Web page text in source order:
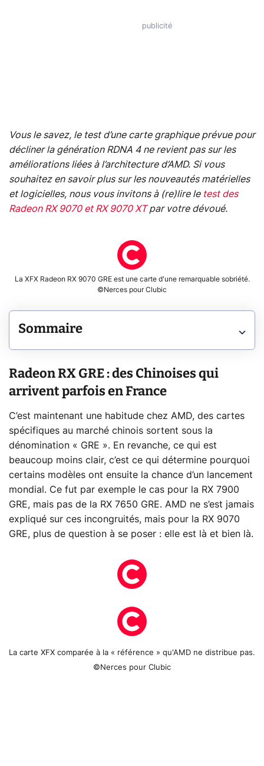
Vous le savez, le test d’une carte graphique prévue pour
décliner la génération RDNA 4 ne revient pas sur les
améliorations liées à l’architecture d’AMD. Si vous
souhaitez en savoir plus sur les nouveautés matérielles
et logicielles, nous vous invitons à (re)lire le test des
Radeon RX 9070 et RX 9070 XTpar votre dévoué.
La XFX Radeon RX 9070 GRE est une carte d'une remarquable sobriété.
©Nerces pour Clubic
Sommaire
Radeon RX GRE : des Chinoises qui
arrivent parfois en France
C’est maintenant une habitude chez AMD, des cartes
spécifiques au marché chinois sortent sous la
dénomination « GRE ». En revanche, ce qui est
beaucoup moins clair, c’est ce qui détermine pourquoi
certains modèles ont ensuite la chance d’un lancement
mondial. Ce fut par exemple le cas pour la RX 7900
GRE, mais pas de la RX 7650 GRE. AMD ne s’est jamais
expliqué sur ces incongruités, mais pour la RX 9070
GRE, plus de question à se poser : elle est là et bien là.
La carte XFX comparée à la « référence » qu'AMD ne distribue pas.
©Nerces pour Clubic